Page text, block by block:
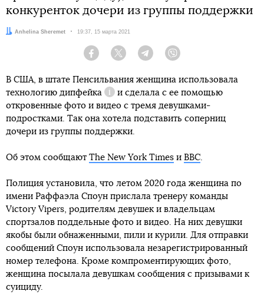
конкуренток дочери из группы поддержки
Автор:
Anhelina Sheremet Дата:
19:37, 15 марта 2021
Facebook Twitter Telegram
В США, в штате Пенсильвания женщина использовала
технологию дипфейка
Справка
и сделала с ее помощью
откровенные фото и видео с тремя девушками-
подростками. Так она хотела подставить соперниц
дочери из группы поддержки.
Об этом сообщают The New York Times и BBC
Полиция установила, что летом 2020 года женщина по
имени Раффаэла Споун прислала тренеру команды
Victory Vipers, родителям девушек и владельцам
спортзалов поддельные фото и видео. На них девушки
якобы были обнаженными, пили и курили. Для отправки
сообщений Споун использовала незарегистрированный
номер телефона. Кроме компроментирующих фото,
женщина посылала девушкам сообщения с призывами к
суициду.